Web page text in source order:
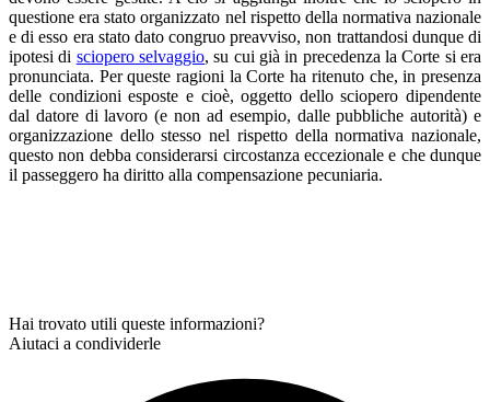
questione era stato organizzato nel rispetto della normativa nazionale
e di esso era stato dato congruo preavviso, non trattandosi dunque di
ipotesi di sciopero selvaggio, su cui già in precedenza la Corte si era
pronunciata. Per queste ragioni la Corte ha ritenuto che, in presenza
delle condizioni esposte e cioè, oggetto dello sciopero dipendente
dal datore di lavoro (e non ad esempio, dalle pubbliche autorità) e
organizzazione dello stesso nel rispetto della normativa nazionale,
questo non debba considerarsi circostanza eccezionale e che dunque
il passeggero ha diritto alla compensazione pecuniaria.
Hai trovato utili queste informazioni?
Aiutaci a condividerle